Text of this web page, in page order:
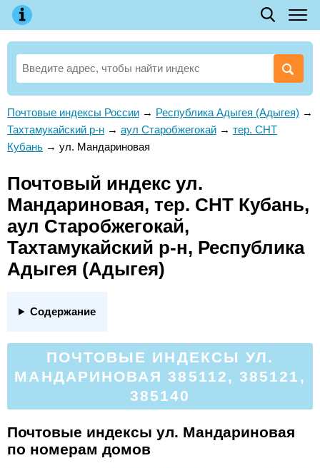
Почтовые индексы России → Республика Адыгея (Адыгея) →
Тахтамукайский р-н → аул Старобжегокай → тер. СНТ
Кубань → ул. Мандариновая
Почтовый индекс ул.
Мандариновая, тер. СНТ Кубань,
аул Старобжегокай,
Тахтамукайский р-н, Республика
Адыгея (Адыгея)
Содержание
ПОЧТОВЫЕ ИНДЕКСЫ УЛ.
МАНДАРИНОВАЯ 385112, 385121,
385140
Почтовые индексы ул. Мандариновая
по номерам домов